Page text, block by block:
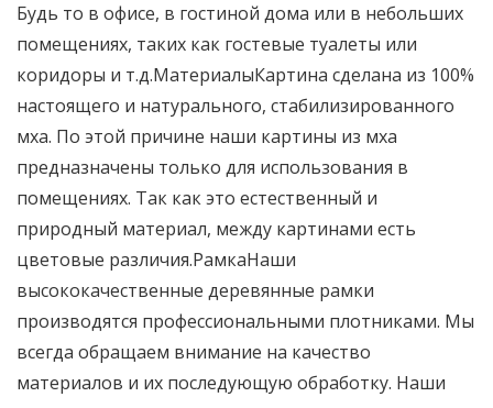
Будь то в офисе, в гостиной дома или в небольших
помещениях, таких как гостевые туалеты или
коридоры и т.д.МатериалыКартина сделана из 100%
настоящего и натурального, стабилизированного
мха. По этой причине наши картины из мха
предназначены только для использования в
помещениях. Так как это естественный и
природный материал, между картинами есть
цветовые различия.РамкаНаши
высококачественные деревянные рамки
производятся профессиональными плотниками. Мы
всегда обращаем внимание на качество
материалов и их последующую обработку. Наши